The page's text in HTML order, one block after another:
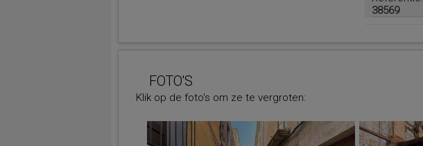
38569
FOTO'S
Klik op de foto's om ze te vergroten: